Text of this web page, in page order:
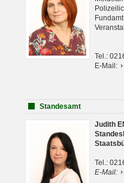
Tel.:
E-Mail:
Standesamt
Judith
Tel.:
E-Mail: